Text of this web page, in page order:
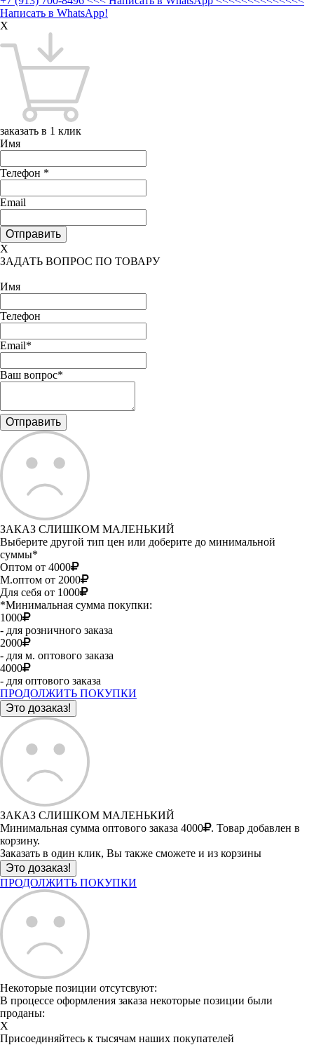
Написать в WhatsApp!
X
заказать в 1 клик
Имя
Телефон *
Email
X
ЗАДАТЬ ВОПРОС ПО ТОВАРУ
Имя
Телефон
Email*
Ваш вопрос*
ЗАКАЗ СЛИШКОМ МАЛЕНЬКИЙ
Выберите другой тип цен или доберите до минимальной
суммы*
Оптом от 4000
М.оптом от 2000
Для себя от 1000
*Минимальная сумма покупки:
1000
- для розничного заказа
2000
- для м. оптового заказа
4000
- для оптового заказа
ПРОДОЛЖИТЬ ПОКУПКИ
ЗАКАЗ СЛИШКОМ МАЛЕНЬКИЙ
Минимальная сумма оптового заказа 4000
. Товар добавлен в
корзину.
Заказать в один клик, Вы также сможете и из корзины
ПРОДОЛЖИТЬ ПОКУПКИ
Некоторые позиции отсутсвуют:
В процессе оформления заказа некоторые позиции были
проданы:
X
Присоединяйтесь к тысячам наших покупателей